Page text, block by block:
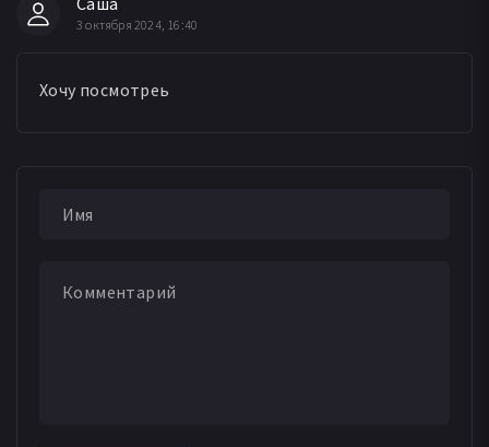
3 октября 2024, 16:40
Хочу посмотреь